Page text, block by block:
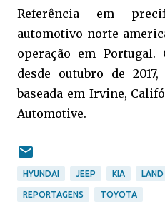
Referência em
automotivo norte-
operação em
desde outubro de
baseada em Irvine,
Automotive.
HYUNDAI JEEP KIA
REPORTAGENS TOYOTA